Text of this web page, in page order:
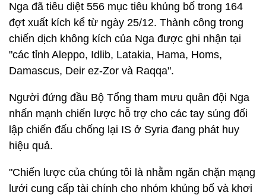
Nga đã tiêu diệt 556 mục tiêu khủng bố trong 164
đợt xuất kích kể từ ngày 25/12. Thành công trong
chiến dịch không kích của Nga được ghi nhận tại
"các tỉnh Aleppo, Idlib, Latakia, Hama, Homs,
Damascus, Deir ez-Zor và Raqqa".
Người đứng đầu Bộ Tổng tham mưu quân đội Nga
nhấn mạnh chiến lược hỗ trợ cho các tay súng đối
lập chiến đấu chống lại IS ở Syria đang phát huy
hiệu quả.
"Chiến lược của chúng tôi là nhằm ngăn chặn mạng
lưới cung cấp tài chính cho nhóm khủng bố và khơi